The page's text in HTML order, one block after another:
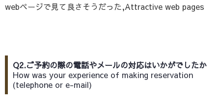
webページで見て良さそうだった,Attractive web pages
Q2.ご予約の際の電話やメールの対応はいかがでしたか
How was your experience of making reservation
(telephone or e-mail)